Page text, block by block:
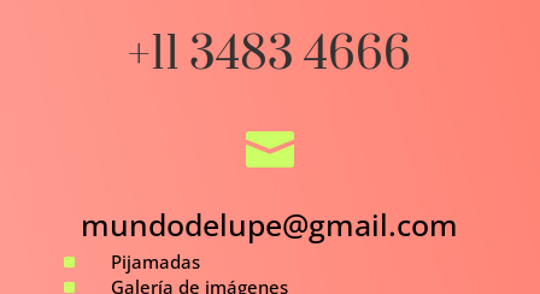
+11 3483 4666

mundodelupe@gmail.com
^ Pijamadas
^ Galería de imágenes